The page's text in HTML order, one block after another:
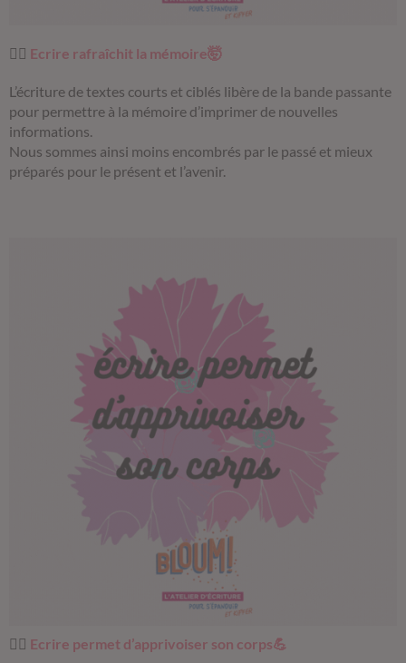
✍🏼 Ecrire rafraîchit la mémoire🤯
L’écriture de textes courts et ciblés libère de la bande passante
pour permettre à la mémoire d’imprimer de nouvelles
informations.
Nous sommes ainsi moins encombrés par le passé et mieux
préparés pour le présent et l’avenir.
✍🏼 Ecrire permet d’apprivoiser son corps💪